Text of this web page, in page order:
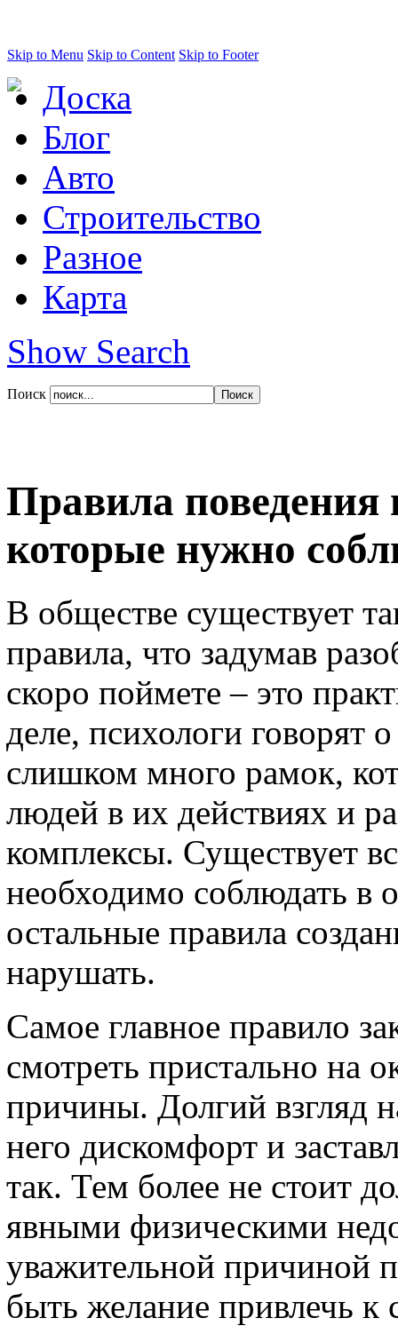
Skip to Menu Skip to Content Skip to Footer
Доска
Блог
Авто
Строительство
Разное
Карта
Show Search
Поиск
Правила
которые нужно
В обществе существует
правила, что задумав
скоро поймете – это
деле, психологи говорят
слишком много рамок,
людей в их действиях и
комплексы. Существует
необходимо соблюдать в
остальные правила
нарушать.
Самое главное правило
смотреть пристально на
причины. Долгий взгляд
него дискомфорт и
так. Тем более не стоит
явными физическими
уважительной причиной
быть желание привлечь к